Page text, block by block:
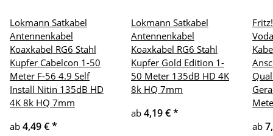
Lokmann Satkabel
Antennenkabel
Koaxkabel RG6 Stahl
Kupfer Cabelcon 1-50
Meter F-56 4.9 Self
Install Nitin 135dB HD
4K 8k HQ 7mm
ab 4,49 €*
Lokmann Satkabel
Antennenkabel
Koaxkabel RG6 Stahl
Kupfer Gold Edition 1-
50 Meter 135dB HD 4K
8k HQ 7mm
ab 4,19 €*
ab